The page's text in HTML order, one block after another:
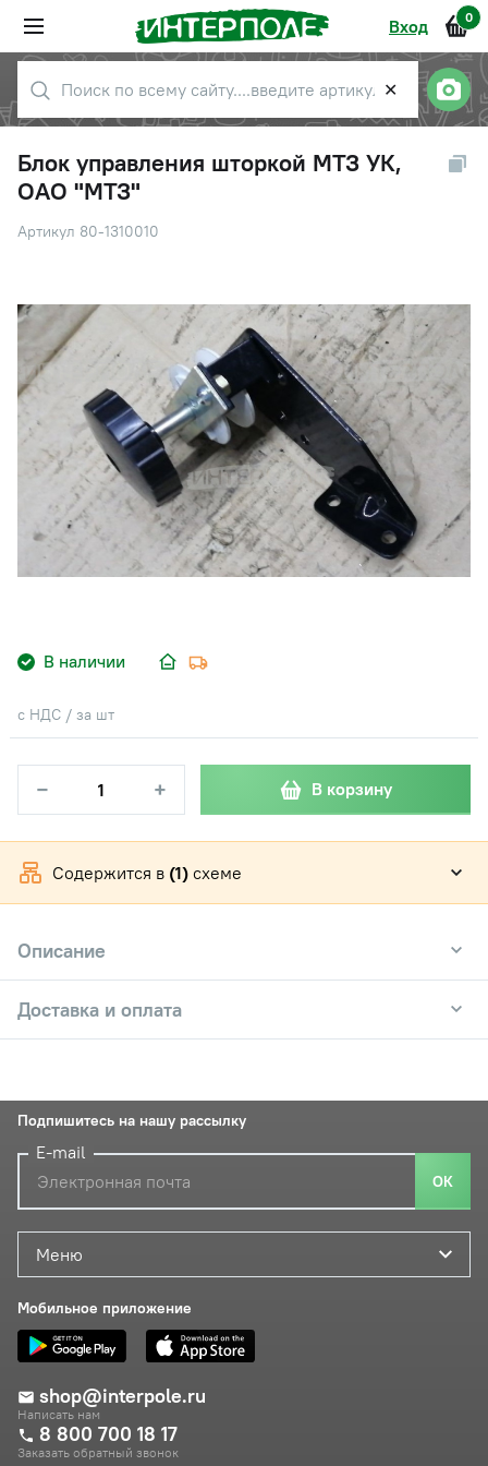
Вход 0
✕
Блок управления шторкой МТЗ УК,
ОАО "МТЗ"
Артикул 80-1310010
В наличии
с НДС / за шт
− + В корзину
Содержится в (1) схеме
Описание
Доставка и оплата
Меню
Мобильное приложение
shop@interpole.ru
Написать нам
8 800 700 18 17
Заказать обратный звонок
Подпишитесь на нашу рассылку
E-mail
ОК